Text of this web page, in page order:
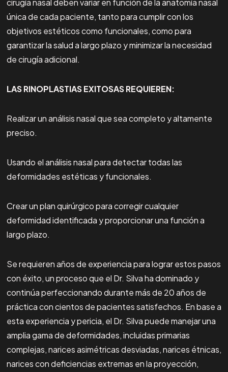
cirugía nasal deben variar en función de la anatomía nasal
única de cada paciente, tanto para cumplir con los
objetivos estéticos como funcionales, como para
garantizar la salud a largo plazo y minimizar la necesidad
de cirugía adicional.
LAS RINOPLASTIAS EXITOSAS REQUIEREN:
Realizar un análisis nasal que sea completo y altamente
preciso.
Usando el análisis nasal para detectar todas las
deformidades estéticas y funcionales.
Crear un plan quirúrgico para corregir cualquier
deformidad identificada y proporcionar una función a
largo plazo.
Se requieren años de experiencia para lograr estos pasos
con éxito, un proceso que el Dr. Silva ha dominado y
continúa perfeccionando durante más de 20 años de
práctica con cientos de pacientes satisfechos. En base a
esta experiencia y pericia, el Dr. Silva puede manejar una
amplia gama de deformidades, incluidas primarias
complejas, narices asimétricas desviadas, narices étnicas,
narices con deficiencias extremas en la proyección,